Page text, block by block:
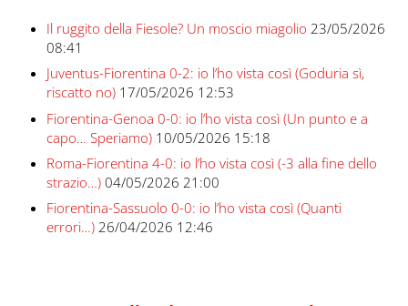
Il ruggito della Fiesole? Un moscio miagolio 23/05/2026
08:41
Juventus-Fiorentina 0-2: io l’ho vista così (Goduria sì,
riscatto no) 17/05/2026 12:53
Fiorentina-Genoa 0-0: io l’ho vista così (Un punto e a
capo… Speriamo) 10/05/2026 15:18
Roma-Fiorentina 4-0: io l’ho vista così (-3 alla fine dello
strazio…) 04/05/2026 21:00
Fiorentina-Sassuolo 0-0: io l’ho vista così (Quanti
errori…) 26/04/2026 12:46